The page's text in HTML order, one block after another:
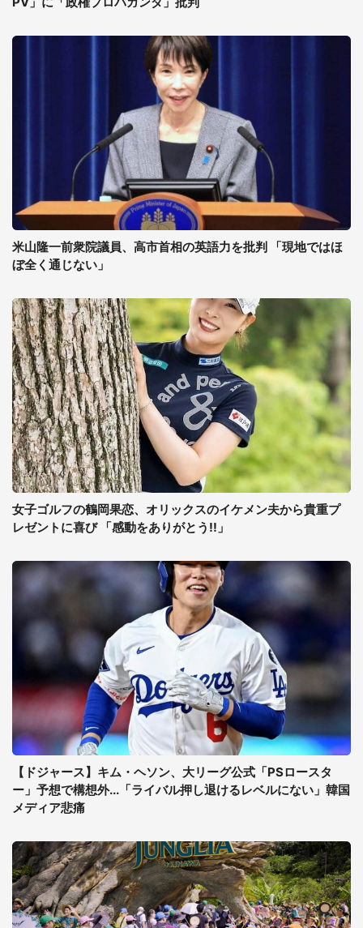
米山隆一前衆院議員、高市首相の英語力を批判 「現地ではほ
ぼ全く通じない」
女子ゴルフの鶴岡果恋、オリックスのイケメン夫から貴重プ
レゼントに喜び 「感動をありがとう!!」
【ドジャース】キム・ヘソン、大リーグ公式「PSロースタ
ー」予想で構想外...「ライバル押し退けるレベルにない」韓国
メディア悲痛